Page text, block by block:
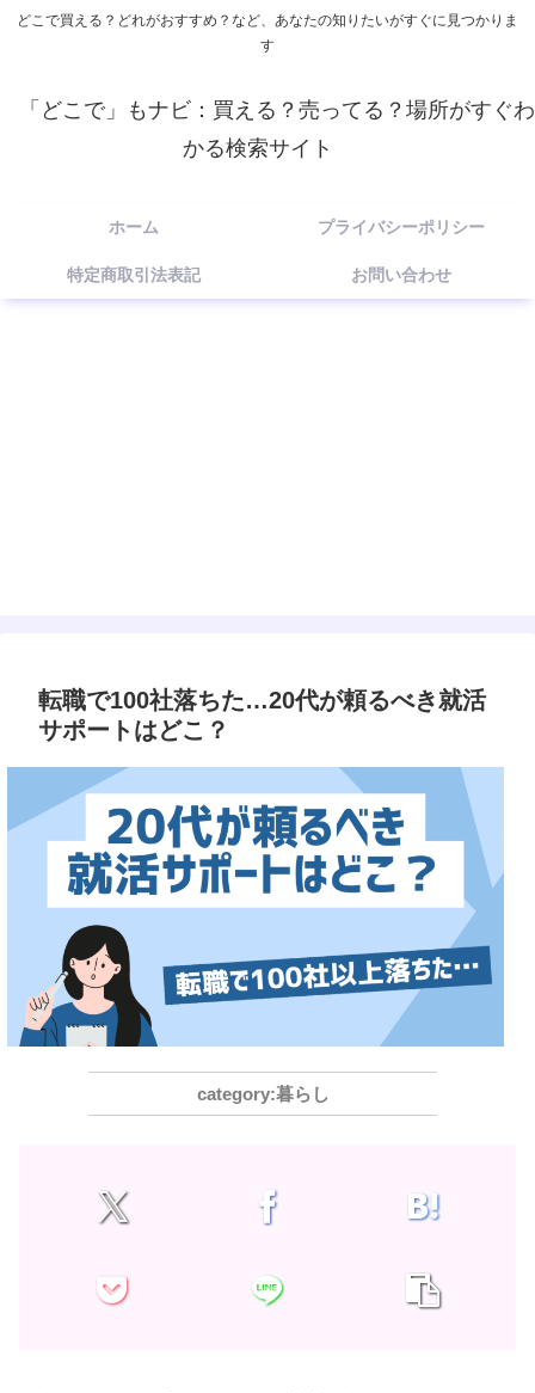
どこで買える？どれがおすすめ？など、あなたの知りたいがすぐに見つかりま
す
「どこで」もナビ：買える？売ってる？場所がすぐわ
かる検索サイト
ホーム プライバシーポリシー
特定商取引法表記 お問い合わせ
転職で100社落ちた…20代が頼るべき就活
サポートはどこ？
暮らし